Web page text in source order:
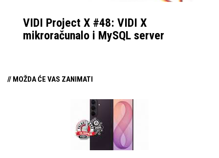
VIDI Project X #48: VIDI X
mikroračunalo i MySQL server
// MOŽDA ĆE VAS ZANIMATI